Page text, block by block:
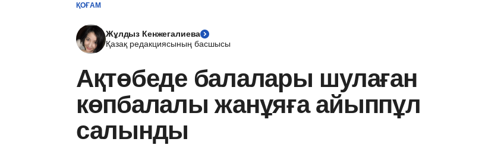
ҚОҒАМ
Жұлдыз Кенжегалиева
Қазақ редакциясының басшысы
Ақтөбеде балалары шулаған
көпбалалы жанұяға айыппұл
салынды